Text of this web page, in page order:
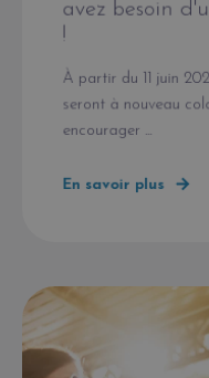
avez besoin
!
À partir du 11 juin
seront à nouveau
encourager ...
En savoir plus